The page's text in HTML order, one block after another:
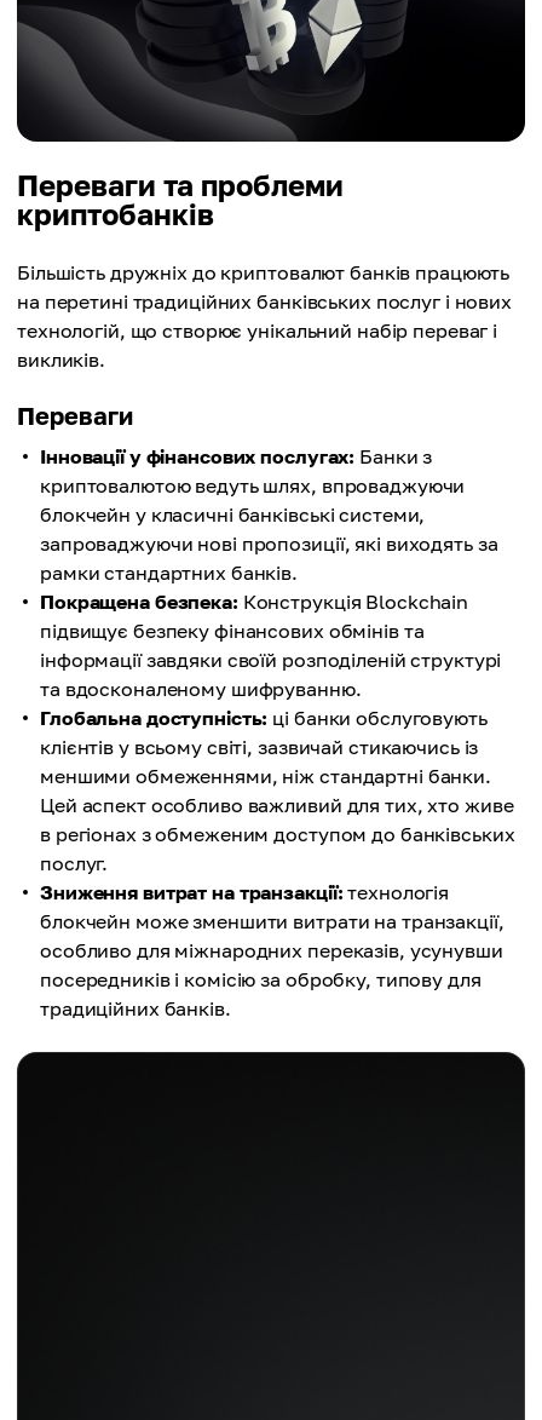
Переваги та проблеми
криптобанків
Більшість дружніх до криптовалют банків працюють
на перетині традиційних банківських послуг і нових
технологій, що створює унікальний набір переваг і
викликів.
Переваги
Інновації у фінансових послугах: Банки з
криптовалютою ведуть шлях, впроваджуючи
блокчейн у класичні банківські системи,
запроваджуючи нові пропозиції, які виходять за
рамки стандартних банків.
Покращена безпека: Конструкція Blockchain
підвищує безпеку фінансових обмінів та
інформації завдяки своїй розподіленій структурі
та вдосконаленому шифруванню.
Глобальна доступність: ці банки обслуговують
клієнтів у всьому світі, зазвичай стикаючись із
меншими обмеженнями, ніж стандартні банки.
Цей аспект особливо важливий для тих, хто живе
в регіонах з обмеженим доступом до банківських
послуг.
Зниження витрат на транзакції: технологія
блокчейн може зменшити витрати на транзакції,
особливо для міжнародних переказів, усунувши
посередників і комісію за обробку, типову для
традиційних банків.